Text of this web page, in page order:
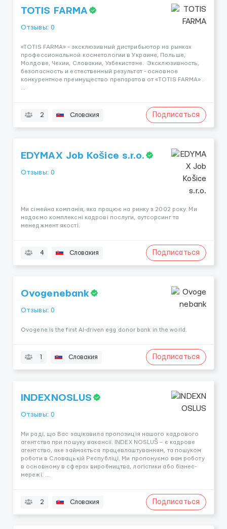
TOTIS FARMA
Отзывы: 0
«TOTIS FARMA» - эксклюзивный дистрибьютор на рынках
профессиональной косметологии в Украине, Польше,
Молдове, Чехии, Словакии, Узбекистане. Эксклюзивность,
безопасность и естественный результат - основное
конкурентное преимущество препаратов от «TOTIS FARMA» .
2 Словакия Подписаться
EDYMAX Job Košice s.r.o.
Отзывы: 0
Ми сімейна компанія, яка працює на ринку з 2002 року. Ми
надаємо комплексні кадрові послуги, аутсорсинг та
менеджмент якості.
4 Словакия Подписаться
Ovogenebank
Отзывы: 0
Ovogene is the first AI-driven egg donor bank in the world.
1 Словакия Подписаться
INDEXNOSLUS
Отзывы: 0
Ми раді, що Вас зацікавила пропозиція нашого кадрового
агентства при пошуку вакансії. INDEX NOSLUŠ – є кадрове
агентство, яке займається працевлаштуванням, та пошуком
роботи в Словацькій Республіці. Ми пропонуємо вам роботу
в основному в сферах виробництва, логістики або бізнес-
мережі. ...
2 Словакия Подписаться